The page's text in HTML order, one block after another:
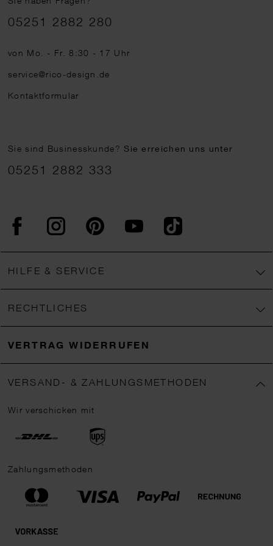
Telefonnummer
05251 2882 280
von Mo. - Fr. 8:30 - 17 Uhr
service@rico-design.de
Kontaktformular
Sie sind Businesskunde?Sie erreichen uns unter
05251 2882 333
FacebookInstagram PinterestYouTubeTikTok
HILFE & SERVICE
RECHTLICHES
VERTRAG WIDERRUFEN
VERSAND- & ZAHLUNGSMETHODEN
Wir verschicken mit
Zahlungsmethoden